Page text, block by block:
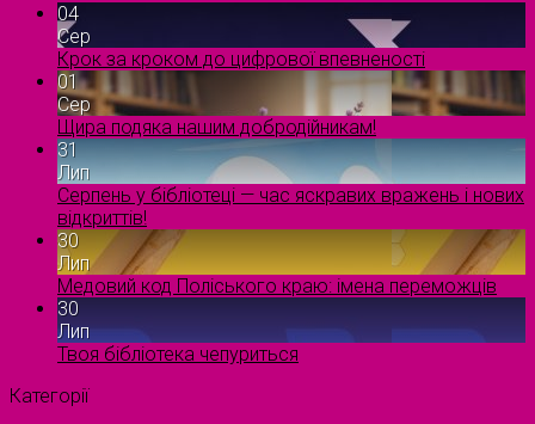
04
Сер
Крок за кроком до цифрової впевненості
01
Сер
Щира подяка нашим добродійникам!
31
Лип
Серпень у бібліотеці — час яскравих вражень і нових
відкриттів!
30
Лип
Медовий код Поліського краю: імена переможців
30
Лип
Твоя бібліотека чепуриться
Категорії